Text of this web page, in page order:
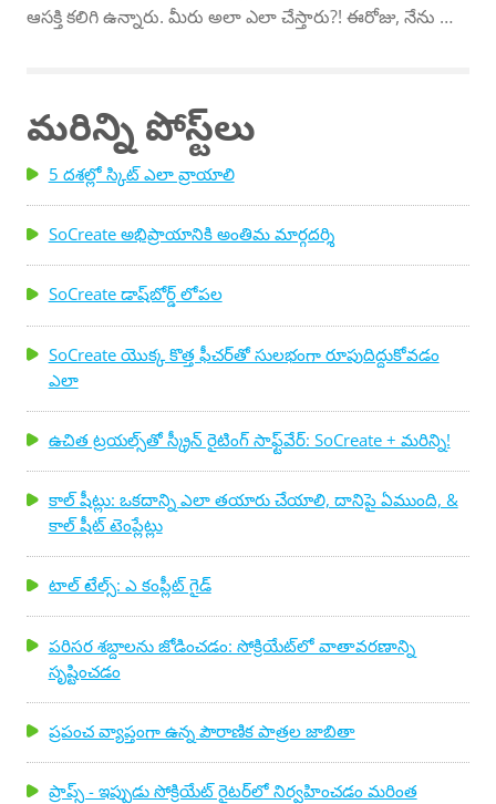
ఆసక్తి కలిగి ఉన్నారు. మీరు అలా ఎలా చేస్తారు?! ఈరోజు, నేను మీ
సహాయం చేస్తారు. వారు మీ స్క్రిప్ట్‌లను బలోపేతం చేసే
అభిప్రాయాన్ని అందిస్తారు, మీ నెట్‌వర్క్‌ని నిర్మించడంలో మీకు
సహాయపడతారు మరియు ఇతర పరిశ్రమ నిపుణులతో మీ పేరును
విక్రయించగలరని వారు విశ్వసించే ఏజెంట్‌ను కనుగొనడంలో కూడా
మీకు సహాయపడవచ్చు. స్క్రిప్ట్‌లు అమ్మకానికి సిద్ధంగా ఉన్న
రచయితలపై ఏజెంట్లు ఆసక్తిని కలిగి ఉన్నారు ...
మరిన్ని పోస్ట్‌లు
5 దశల్లో స్కిట్ ఎలా వ్రాయాలి
SoCreate అభిప్రాయానికి అంతిమ మార్గదర్శి
SoCreate డాష్‌బోర్డ్ లోపల
SoCreate యొక్క కొత్త ఫీచర్‌తో సులభంగా రూపుదిద్దుకోవడం
ఎలా
ఉచిత ట్రయల్స్‌తో స్క్రీన్ రైటింగ్ సాఫ్ట్‌వేర్: SoCreate + మరిన్ని!
కాల్ షీట్లు: ఒకదాన్ని ఎలా తయారు చేయాలి, దానిపై ఏముంది, &
కాల్ షీట్ టెంప్లేట్లు
టాల్ టేల్స్: ఎ కంప్లీట్ గైడ్
పరిసర శబ్దాలను జోడించడం: సోక్రియేట్‌లో వాతావరణాన్ని
సృష్టించడం
ప్రపంచ వ్యాప్తంగా ఉన్న పౌరాణిక పాత్రల జాబితా
ప్రాప్స్ - ఇప్పుడు సోక్రియేట్ రైటర్‌లో నిర్వహించడం మరింత